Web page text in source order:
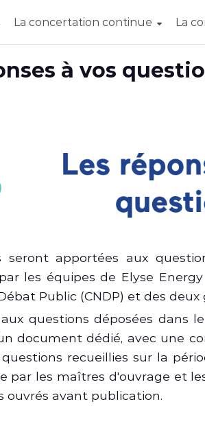
La concertation continue La
à vos
seront apportées aux
les équipes de Elyse
Public (CNDP) et des
questions déposées dans le
document dédié, avec une
questions recueillies sur la
par les maîtres d'ouvrage et
ouvrés avant publication.